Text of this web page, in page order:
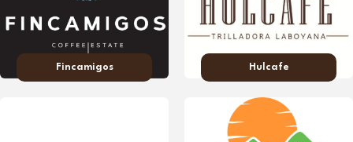
Fincamigos Hulcafe